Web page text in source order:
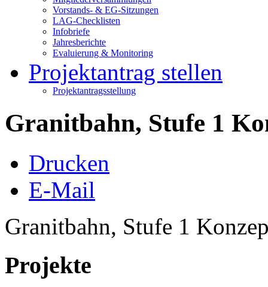
Vorstands- & EG-Sitzungen
LAG-Checklisten
Infobriefe
Jahresberichte
Evaluierung & Monitoring
Projektantrag stellen
Projektantragsstellung
Granitbahn, Stufe 1
Drucken
E-Mail
Granitbahn, Stufe 1
Projekte